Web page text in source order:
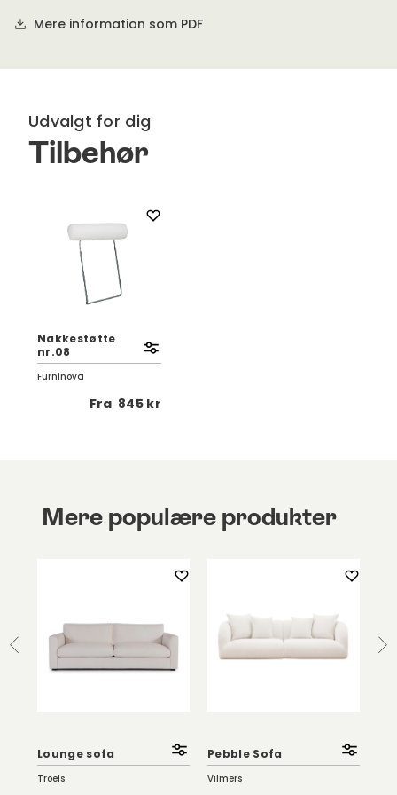
Designet i Sverige. Produceret i Europa.
Mere information som PDF
Udvalgt for dig
Tilbehør
Nakkestøtte
nr.08
Furninova
Fra 845 kr
Mere populære produkter
Lounge sofa
Troels
Pebble Sofa
Vilmers